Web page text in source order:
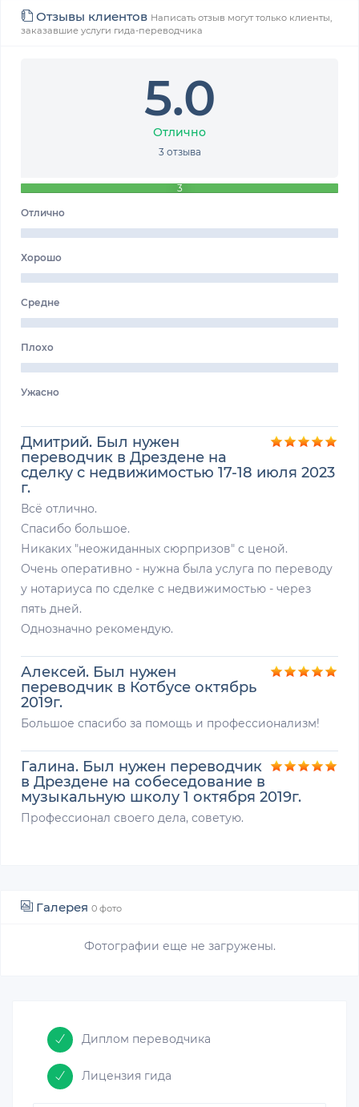
Отзывы клиентов Написать отзыв могут только клиенты,
заказавшие услуги гида-переводчика
5.0
Отлично
3 отзыва
3
Отлично
Хорошо
Средне
Плохо
Ужасно
Дмитрий. Был нужен
переводчик в Дрездене на
сделку с недвижимостью 17-18 июля 2023
г.
Всё отлично.
Спасибо большое.
Никаких "неожиданных сюрпризов" с ценой.
Очень оперативно - нужна была услуга по переводу
у нотариуса по сделке с недвижимостью - через
пять дней.
Однозначно рекомендую.
Алексей. Был нужен
переводчик в Котбусе октябрь
2019г.
Большое спасибо за помощь и профессионализм!
Галина. Был нужен переводчик
в Дрездене на собеседование в
музыкальную школу 1 октября 2019г.
Профессионал своего дела, советую.
Галерея 0 фото
Фотографии еще не загружены.
Диплом переводчика
Лицензия гида